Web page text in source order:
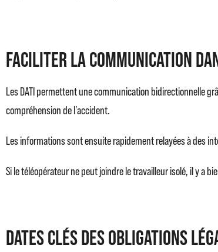
Faciliter la communication
Les DATI permettent une communication bidirectionnelle
compréhension de l’accident.
Les informations sont ensuite rapidement relayées à des
Si le téléopérateur ne peut joindre le travailleur isolé, il y a
Dates clés des obligations